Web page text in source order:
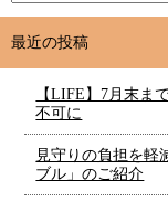
最近の投稿
【LIFE】7月末ま
不可に
見守りの負担を軽
ブル」のご紹介